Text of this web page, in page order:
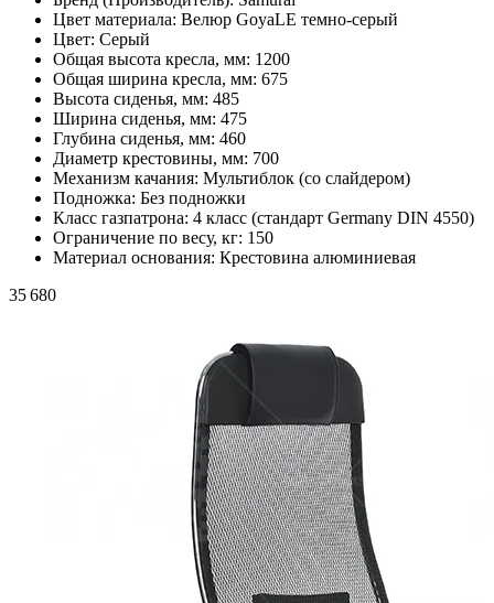
Цвет материала: Велюр GoyaLE темно-серый
Цвет: Серый
Общая высота кресла, мм: 1200
Общая ширина кресла, мм: 675
Высота сиденья, мм: 485
Ширина сиденья, мм: 475
Глубина сиденья, мм: 460
Диаметр крестовины, мм: 700
Механизм качания: Мультиблок (со слайдером)
Подножка: Без подножки
Класс газпатрона: 4 класс (стандарт Germany DIN 4550)
Ограничение по весу, кг: 150
Материал основания: Крестовина алюминиевая
35 680